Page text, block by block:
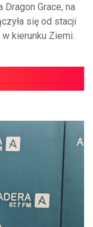
Grace, na
się od stacji
kierunku Ziemi.